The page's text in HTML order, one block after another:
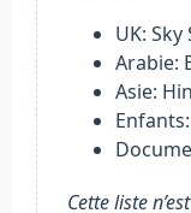
UK: Sky
Arabie:
Asie:
Cette liste